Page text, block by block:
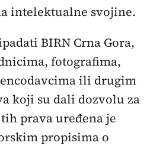
intelektualne svojine.
BIRN Crna Gora,
fotografima,
ili drugim
koji su dali dozvolu za
prava uređena je
propisima o